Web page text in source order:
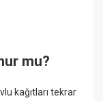
mu?
kağıtları tekrar